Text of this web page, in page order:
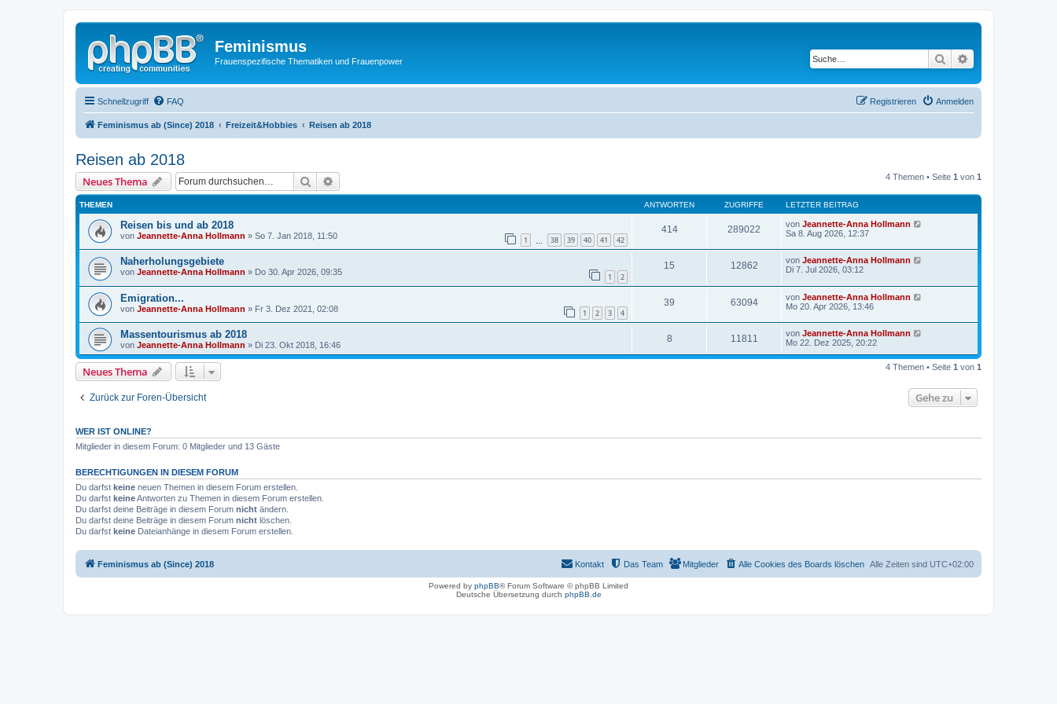
Feminismus
Frauenspezifische Thematiken und Frauenpower Suche
Schnellzugriff FAQ Anmelden
Registrieren
Feminismus ab (Since) 2018 Freizeit&Hobbies Reisen ab 2018
Reisen ab 2018
Neues Thema Suche 4 Themen • Seite 1 von 1
THEMEN ANTWORTEN ZUGRIFFE LETZTER BEITRAG
Reisen bis und ab 2018
von Jeannette-Anna Hollmann » So 7. Jan 2018, 11:50 1 38 39 40 41 42
414 289022 von Jeannette-Anna Hollmann
Sa 8. Aug 2026, 12:37
Naherholungsgebiete
von Jeannette-Anna Hollmann » Do 30. Apr 2026, 09:35 1 2
15 12862 von Jeannette-Anna Hollmann
Di 7. Jul 2026, 03:12
Emigration...
von Jeannette-Anna Hollmann » Fr 3. Dez 2021, 02:08 1 2 3 4
39 63094 von Jeannette-Anna Hollmann
Mo 20. Apr 2026, 13:46
Massentourismus ab 2018
von Jeannette-Anna Hollmann » Di 23. Okt 2018, 16:46
8 11811 von Jeannette-Anna Hollmann
Mo 22. Dez 2025, 20:22
Neues Thema 4 Themen • Seite 1 von 1
Zurück zur Foren-Übersicht Gehe zu
WER IST ONLINE?
Mitglieder in diesem Forum: 0 Mitglieder und 13 Gäste
BERECHTIGUNGEN IN DIESEM FORUM
Du darfst keine neuen Themen in diesem Forum erstellen.
Du darfst keineAntworten zu Themen in diesem Forum erstellen.
Du darfst deine Beiträge in diesem Forum nicht ändern.
Du darfst deine Beiträge in diesem Forum nicht löschen.
Du darfst keine Dateianhänge in diesem Forum erstellen.
Feminismus ab (Since) 2018 Alle Zeiten sind UTC+02:00
Alle Cookies des Boards löschen
Mitglieder
Das Team
Kontakt
Powered by phpBB® Forum Software © phpBB Limited
Deutsche Übersetzung durch phpBB.de